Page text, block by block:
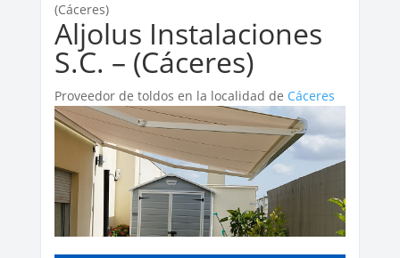
(Cáceres‎)
Aljolus Instalaciones
S.C. – (Cáceres‎)
Proveedor de toldos en la localidad de Cáceres‎